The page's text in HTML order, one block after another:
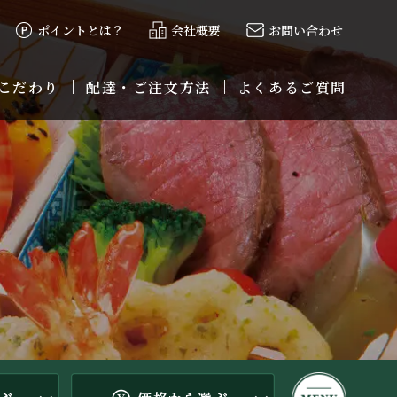
ポイントとは？ 会社概要 お問い合わせ
だわり 配達・ご注文方法 よくあるご質問